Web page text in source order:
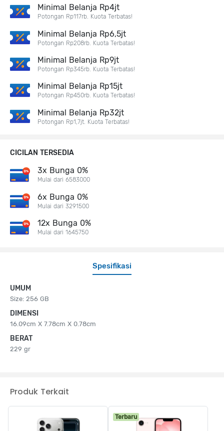
Spesifikasi
UMUM
Size: 256 GB
DIMENSI
16.09cm X 7.78cm X 0.78cm
BERAT
229 gr
Minimal Belanja Rp4jt
Potongan Rp117rb. Kuota Terbatas!
Minimal Belanja Rp6,5jt
Potongan Rp208rb. Kuota Terbatas!
Minimal Belanja Rp9jt
Potongan Rp345rb. Kuota Terbatas!
Minimal Belanja Rp15jt
Potongan Rp450rb. Kuota Terbatas!
Minimal Belanja Rp32jt
Potongan Rp1,7jt. Kuota Terbatas!
CICILAN TERSEDIA
3x Bunga 0%
Mulai dari 6583000
6x Bunga 0%
Mulai dari 3291500
12x Bunga 0%
Mulai dari 1645750
Produk Terkait
Terbaru